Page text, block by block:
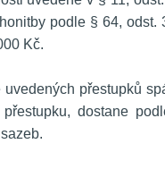
podle § 64, odst.
Kč.
přestupků
dostane